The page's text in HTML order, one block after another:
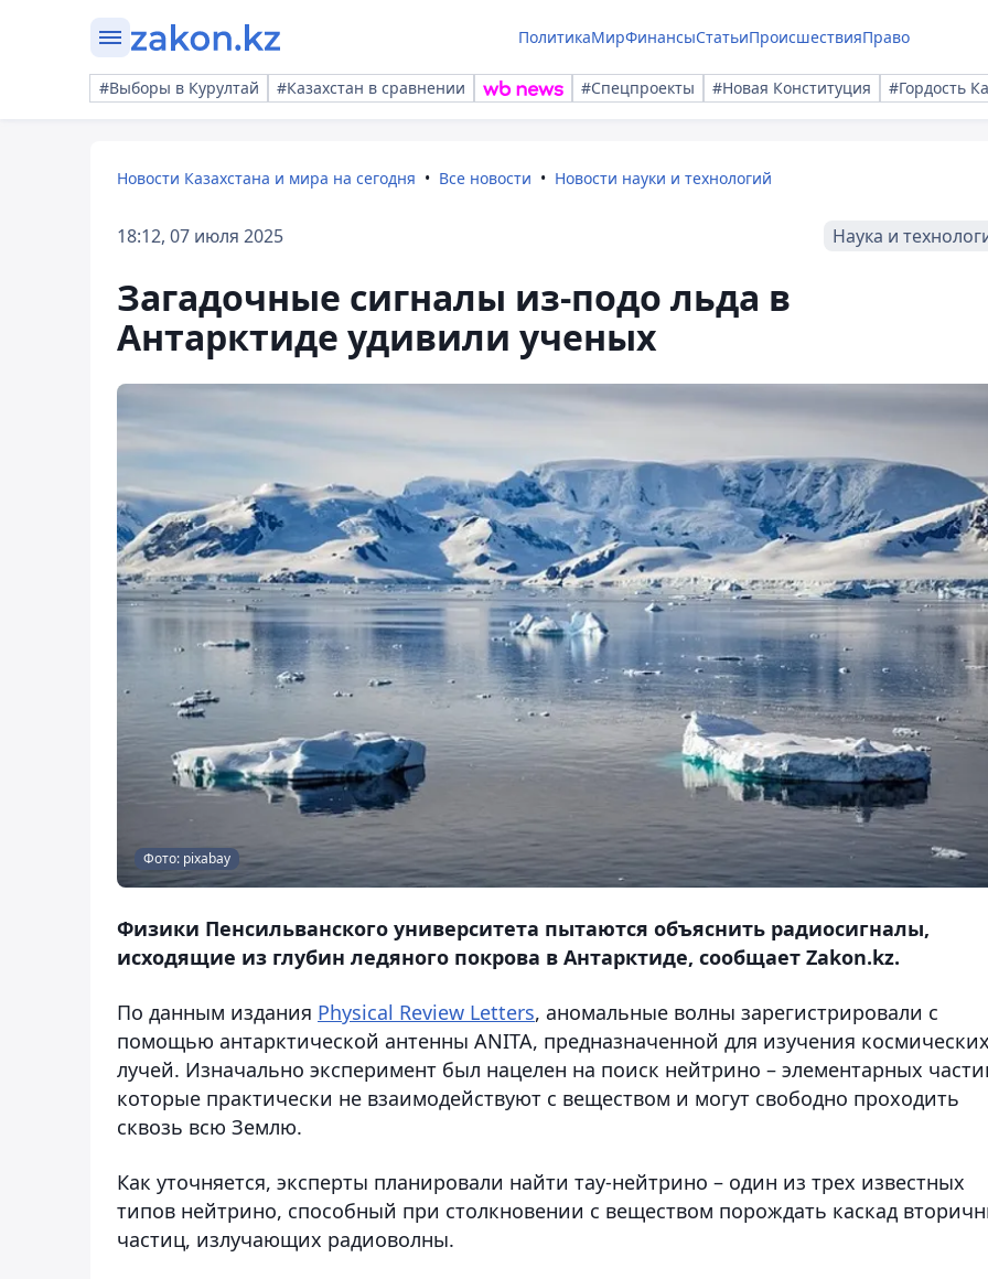
ПолитикаМирФинансыСтатьиПроисшествияПраво
#Выборы в Курултай #Казахстан в сравнении #Спецпроекты #Новая Конституция #Гордость
Новости Казахстана и мира на сегодня Все новости Новости науки и технологий
18:12, 07 июля 2025 Наука и
Загадочные сигналы из-подо льда в
Антарктиде удивили ученых
Фото: pixabay
Физики Пенсильванского университета пытаются объяснить радиосигналы,
исходящие из глубин ледяного покрова в Антарктиде, сообщает Zakon.kz.
По данным издания Physical Review Letters, аномальные волны зарегистрировали с
помощью антарктической антенны ANITA, предназначенной для изучения
лучей. Изначально эксперимент был нацелен на поиск нейтрино – элементарных
которые практически не взаимодействуют с веществом и могут свободно проходить
сквозь всю Землю.
Как уточняется, эксперты планировали найти тау-нейтрино – один из трех известных
типов нейтрино, способный при столкновении с веществом порождать каскад
частиц, излучающих радиоволны.